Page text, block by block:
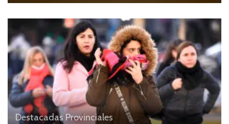
Destacadas Provinciales